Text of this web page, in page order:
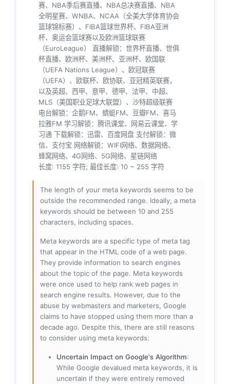
赛、NBA季后赛直播、NBA总决赛直播、NBA
全明星赛、WNBA、NCAA（全美大学体育协会
篮球锦标赛）、FIBA篮球世界杯、FIBA亚洲
杯、奥运会篮球赛以及欧洲篮球联赛
（EuroLeague） 直播解锁：世界杯直播、世俱
杯直播、欧洲杯、美洲杯、亚洲杯、欧国联
（UEFA Nations League）、欧冠联赛
（UEFA）、欧联杯、欧协联、亚冠精英联赛，
以及英超、西甲、意甲、德甲、法甲、中超、
MLS（美国职业足球大联盟）、沙特超级联赛
电台解锁：企鹅FM、蜻蜓FM、豆瓣FM、喜马
拉雅FM 学习解锁：腾讯课堂、网易云课堂、学
习通 下载解锁：迅雷、百度网盘 支付解锁：微
信、支付宝 网络解锁：WIFI网络、数据网络、
蜂窝网络、4G网络、5G网络、星链网络
长度: 1155 字符; 最佳长度: 10 ~ 255 字符
The length of your meta keywords seems to be
outside the recommended range. Ideally, a meta
keywords should be between 10 and 255
characters, including spaces.
Meta keywords are a specific type of meta tag
that appear in the HTML code of a web page.
They provide information to search engines
about the topic of the page. Meta keywords
were once used to help rank web pages in
search engine results. However, due to the
abuse by webmasters and marketers, Google
claims to have stopped using them more than a
decade ago. Despite this, there are still reasons
to consider using meta keywords:
Uncertain Impact on Google's Algorithm:
While Google devalued meta keywords, it is
uncertain if they were entirely removed